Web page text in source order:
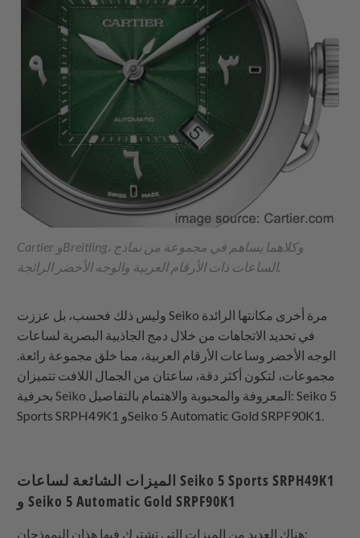
Cartier وBreitling، وكلاهما يساهم في مجموعة من نماذج
الساعات ذات الأرقام العربية والوجه الأخضر الرائجة.
وليس ذلك فحسب، بل عززت Seiko مرة أخرى مكانتها الرائدة
في تحديد الاتجاهات من خلال دمج الجاذبية البصرية لساعات
الوجه الأخضر وساعات الأرقام العربية، مما خلق مجموعة رائعة.
مجموعات، لتكون أكثر دقة، ساعتان من الجمال اللافت تتميزان
بحرفية Seiko المعروفة والمحبوبة والاهتمام بالتفاصيل: Seiko 5
Sports SRPH49K1 وSeiko 5 Automatic Gold SRPF90K1.
الميزات الشائعة لساعات Seiko 5 Sports SRPH49K1
و Seiko 5 Automatic Gold SRPF90K1
هناك العديد من الميزات التي تشترك فيها هذان النموذجان: